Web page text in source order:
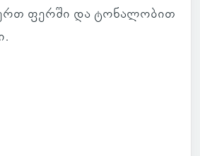
ფერში და ტო­ნა­ლო­ბით